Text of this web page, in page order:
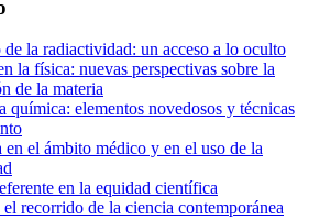
la radiactividad: un acceso a lo oculto
la física: nuevas perspectivas sobre la
de la materia
química: elementos novedosos y técnicas
en el ámbito médico y en el uso de la
en la equidad científica
recorrido de la ciencia contemporánea